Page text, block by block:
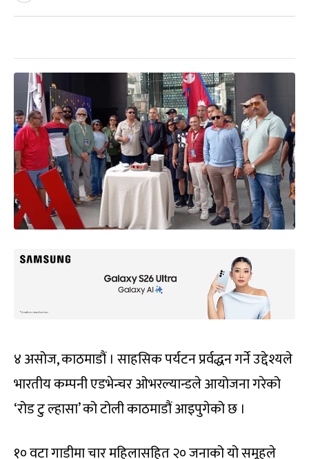
४ असोज, काठमाडौं । साहसिक पर्यटन प्रर्वद्धन गर्ने उद्देश्यले
भारतीय कम्पनी एडभेन्चर ओभरल्यान्डले आयोजना गरेको
‘रोड टु ल्हासा’ को टोली काठमाडौं आइपुगेको छ ।
१० वटा गाडीमा चार महिलासहित २० जनाको यो समूहले